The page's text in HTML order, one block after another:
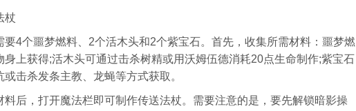
杖
要4个噩梦燃料、2个活木头和2个紫宝石。首先，收集所需材料：噩梦燃
身上获得;活木头可通过击杀树精或用沃姆伍德消耗20点生命制作;紫宝石
击杀发条主教、龙蝇等方式获取。
料后，打开魔法栏即可制作传送法杖。需要注意的是，要先解锁暗影操